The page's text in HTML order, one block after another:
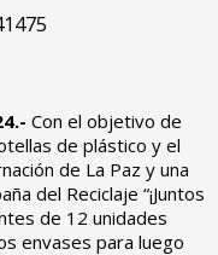
1475
Con el objetivo de
de plástico y el
de La Paz y una
del Reciclaje “¡Juntos
de 12 unidades
envases para luego